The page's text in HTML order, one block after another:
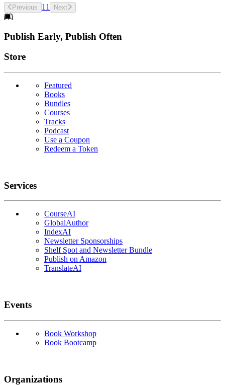
Previous 1 1 Next
Footer
Publish Early, Publish Often
Links
Store
Featured
Books
Bundles
Courses
Tracks
Podcast
Use a Coupon
Redeem a Token
Services
CourseAI
GlobalAuthor
IndexAI
Newsletter Sponsorships
Shelf Spot and Newsletter Bundle
Publish on Amazon
TranslateAI
Events
Book Workshop
Book Bootcamp
Organizations